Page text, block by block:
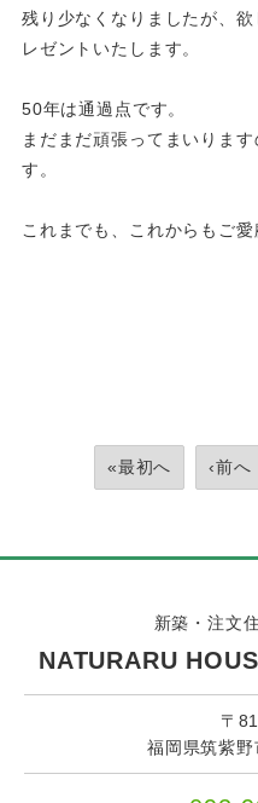
残り少なくなりましたが、
レゼントいたします。
50年は通過点です。
まだまだ頑張ってまいりま
す。
これまでも、これからもご愛
«最初へ ‹前へ
新築・注文
NATURARU
〒
福岡県筑紫